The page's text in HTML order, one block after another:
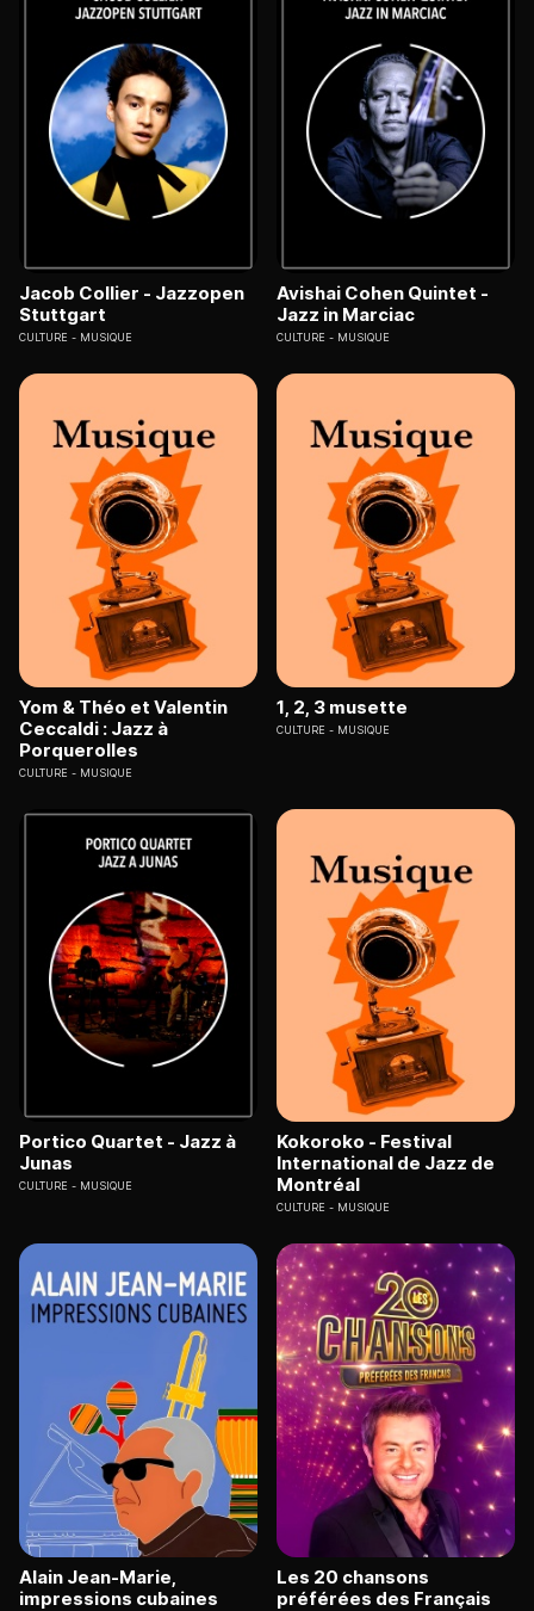
Jacob Collier - Jazzopen
Stuttgart
CULTURE MUSIQUE
Avishai Cohen Quintet -
Jazz in Marciac
CULTURE MUSIQUE
Yom & Théo et Valentin
Ceccaldi : Jazz à
Porquerolles
CULTURE MUSIQUE
1, 2, 3 musette
CULTURE MUSIQUE
Portico Quartet - Jazz à
Junas
CULTURE MUSIQUE
Kokoroko - Festival
International de Jazz de
Montréal
CULTURE MUSIQUE
Alain Jean-Marie,
impressions cubaines
Les 20 chansons
préférées des Français